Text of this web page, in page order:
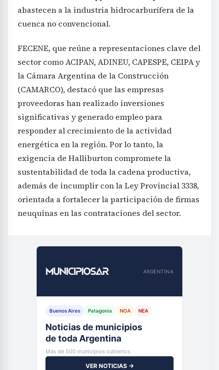
abastecen a la industria hidrocarburífera de la
cuenca no convencional.
FECENE, que reúne a representaciones clave del
sector como ACIPAN, ADINEU, CAPESPE, CEIPA y
la Cámara Argentina de la Construcción
(CAMARCO), destacó que las empresas
proveedoras han realizado inversiones
significativas y generado empleo para
responder al crecimiento de la actividad
energética en la región. Por lo tanto, la
exigencia de Halliburton compromete la
sustentabilidad de toda la cadena productiva,
además de incumplir con la Ley Provincial 3338,
orientada a fortalecer la participación de firmas
neuquinas en las contrataciones del sector.
ARGENTINA
Buenos Aires Patagonia NOA NEA
Noticias de municipios
de toda Argentina
Más de 500 municipios cubiertos
VER NOTICIAS →